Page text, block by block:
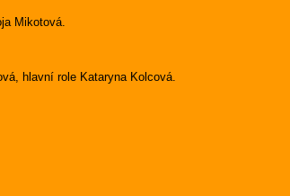
Mikotová.
hlavní role Kataryna Kolcová.